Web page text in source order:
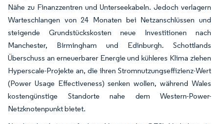
Nähe zu Finanzzentren und Unterseekabeln. Jedoch verlagern
Warteschlangen von 24 Monaten bei Netzanschlüssen und
steigende Grundstückskosten neue Investitionen nach
Manchester, Birmingham und Edinburgh. Schottlands
Überschuss an erneuerbarer Energie und kühleres Klima ziehen
Hyperscale-Projekte an, die ihren Stromnutzungseffizienz-Wert
(Power Usage Effectiveness) senken wollen, während Wales
kostengünstige Standorte nahe dem Western-Power-
Netzknotenpunkt bietet.